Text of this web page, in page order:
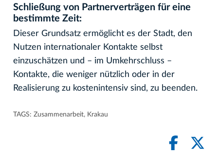
Schließung von Partnerverträgen für eine
bestimmte Zeit:
Dieser Grundsatz ermöglicht es der Stadt, den
Nutzen internationaler Kontakte selbst
einzuschätzen und – im Umkehrschluss –
Kontakte, die weniger nützlich oder in der
Realisierung zu kostenintensiv sind, zu beenden.
TAGS: Zusammenarbeit, Krakau